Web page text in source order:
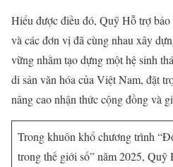
Hiểu được điều đó, Quỹ Hỗ trợ
và các đơn vị đã cùng nhau xây
vững nhằm tạo dựng một hệ sinh
di sản văn hóa của Việt Nam, đặt
nâng cao nhận thức cộng đồng và
Trong khuôn khổ chương trình
trong thế giới số” năm 2025, Quỹ